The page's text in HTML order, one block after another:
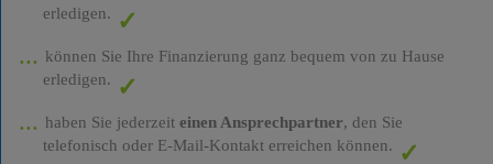
erledigen.
können Sie Ihre Finanzierung ganz bequem von zu Hause
erledigen.
haben Sie jederzeit einen Ansprechpartner, den Sie
telefonisch oder E-Mail-Kontakt erreichen können.